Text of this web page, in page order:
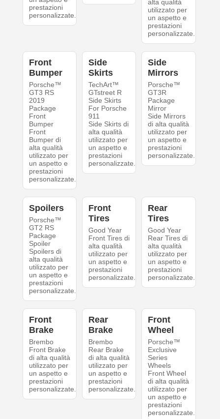
prestazioni
personalizzate.
alta qualità
utilizzato per
un aspetto e
prestazioni
personalizzate.
Front
Bumper
Porsche™
GT3 RS
2019
Package
Front
Bumper
Front
Bumper di
alta qualità
utilizzato per
un aspetto e
prestazioni
personalizzate.
Side
Skirts
TechArt™
GTstreet R
Side Skirts
For Porsche
911
Side Skirts di
alta qualità
utilizzato per
un aspetto e
prestazioni
personalizzate.
Side
Mirrors
Porsche™
GT3R
Package
Mirror
Side Mirrors
di alta qualità
utilizzato per
un aspetto e
prestazioni
personalizzate.
Spoilers
Porsche™
GT2 RS
Package
Spoiler
Spoilers di
alta qualità
utilizzato per
un aspetto e
prestazioni
personalizzate.
Front
Tires
Good Year
Front Tires di
alta qualità
utilizzato per
un aspetto e
prestazioni
personalizzate.
Rear
Tires
Good Year
Rear Tires di
alta qualità
utilizzato per
un aspetto e
prestazioni
personalizzate.
Front
Brake
Brembo
Front Brake
di alta qualità
utilizzato per
un aspetto e
prestazioni
personalizzate.
Rear
Brake
Brembo
Rear Brake
di alta qualità
utilizzato per
un aspetto e
prestazioni
personalizzate.
Front
Wheel
Porsche™
Exclusive
Series
Wheels
Front Wheel
di alta qualità
utilizzato per
un aspetto e
prestazioni
personalizzate.